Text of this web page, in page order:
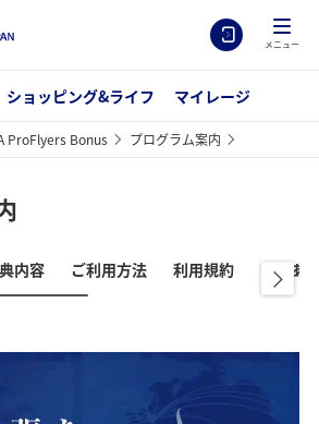
メニュー
ショッピング&ライフ マイレージ
ProFlyers Bonus プログラム案内
内容 ご利用方法 利用規約 よくあ